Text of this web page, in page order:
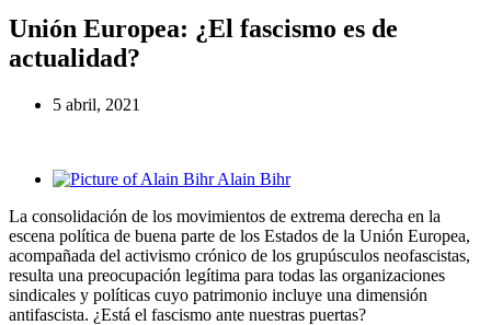
Unión Europea: ¿El fascismo es de
actualidad?
5 abril, 2021
Alain Bihr
La consolidación de los movimientos de extrema derecha en la
escena política de buena parte de los Estados de la Unión Europea,
acompañada del activismo crónico de los grupúsculos neofascistas,
resulta una preocupación legítima para todas las organizaciones
sindicales y políticas cuyo patrimonio incluye una dimensión
antifascista. ¿Está el fascismo ante nuestras puertas?